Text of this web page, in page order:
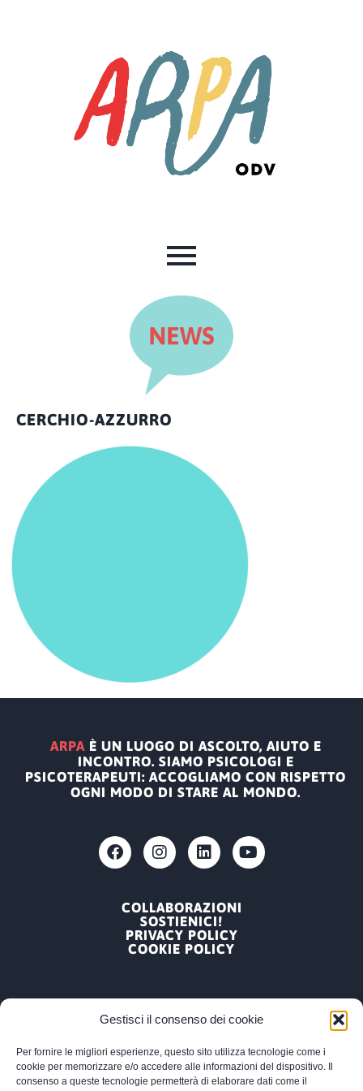
Gestisci il consenso dei cookie
Per fornire le migliori esperienze, questo sito utilizza tecnologie come i
cookie per memorizzare e/o accedere alle informazioni del dispositivo. Il
consenso a queste tecnologie permetterà di elaborare dati come il
CERCHIO-AZZURRO
ARPAÈ UN LUOGO DI ASCOLTO, AIUTO E
INCONTRO. SIAMO PSICOLOGI E
PSICOTERAPEUTI: ACCOGLIAMO CON RISPETTO
OGNI MODO DI STARE AL MONDO.
COLLABORAZIONI
SOSTIENICI!
PRIVACY POLICY
COOKIE POLICY
ARPA, ASSOCIAZIONE RICERCA PSICOLOGICA
APPLICATA